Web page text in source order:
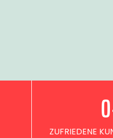
ZUFRIEDENE
0